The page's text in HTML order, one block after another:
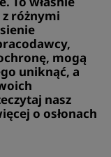
różnymi
mogą
uniknąć, a
nasz
o osłonach